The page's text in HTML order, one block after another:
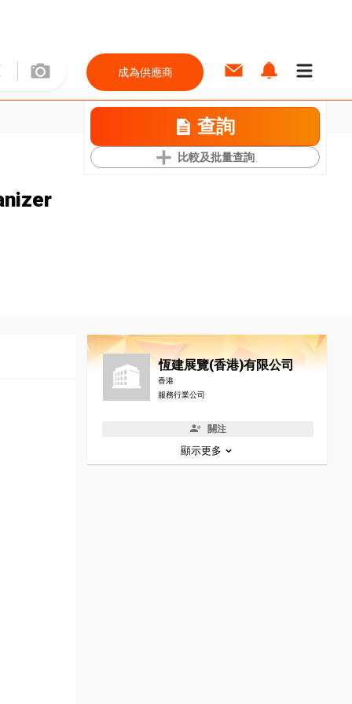
成為供應商
查詢
比較及批量查詢
恆建展覽(香港)有限公司
香港
服務行業公司
關注
顯示更多